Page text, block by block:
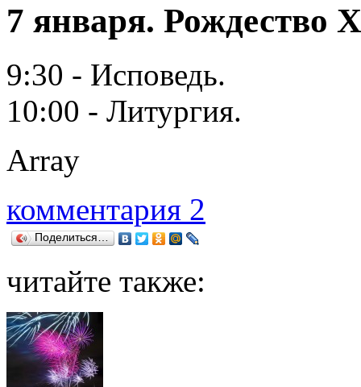
7 января. Рождество
9:30 - Исповедь.
10:00 - Литургия.
Array
комментария 2
Поделиться…
читайте также: